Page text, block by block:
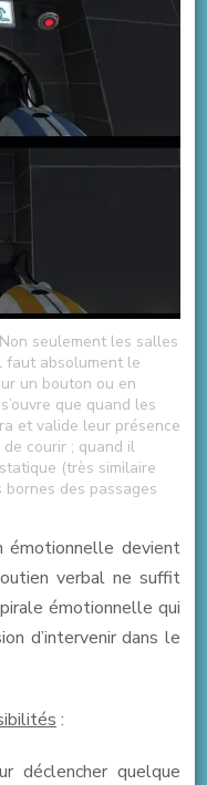
seulement les salles
faut absolument le
un bouton ou en
que quand les
et valide leur présence
courir ; quand il
(très similaire
des passages
émotionnelle devient
verbal ne suffit
émotionnelle qui
d’intervenir dans le
:
déclencher quelque